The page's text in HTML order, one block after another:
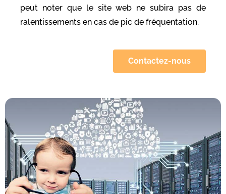
peut noter que le site web ne subira pas de
ralentissements en cas de pic de fréquentation.
Contactez-nous